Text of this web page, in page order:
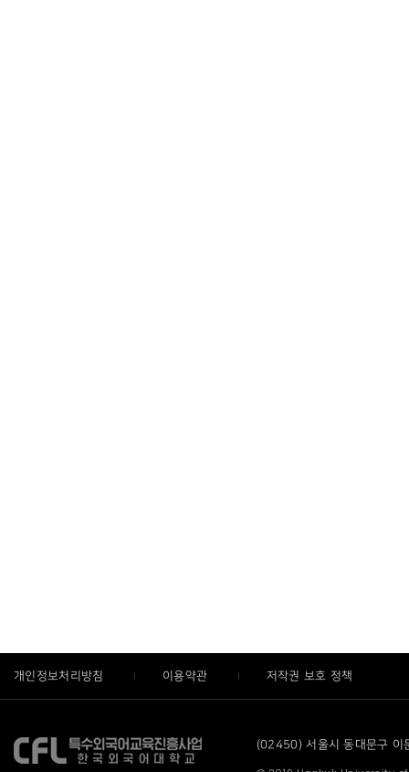
개인정보처리방침 이용약관 저작권 보호 정책
(02450) 서울시 동대문구